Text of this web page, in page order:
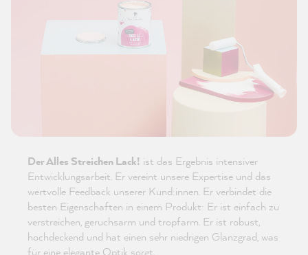
Der Alles Streichen Lack! ist das Ergebnis intensiver
Entwicklungsarbeit. Er vereint unsere Expertise und das
wertvolle Feedback unserer Kund:innen. Er verbindet die
besten Eigenschaften in einem Produkt: Er ist einfach zu
verstreichen, geruchsarm und tropfarm. Er ist robust,
hochdeckend und hat einen sehr niedrigen Glanzgrad, was
für eine elegante Optik sorgt.